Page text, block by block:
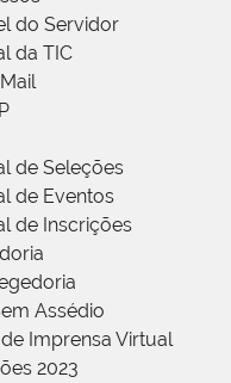
do Servidor
da TIC
de Seleções
de Eventos
de Inscrições
Assédio
Imprensa Virtual
2023